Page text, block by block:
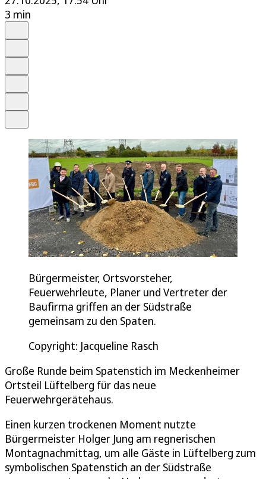
3 min
Bürgermeister, Ortsvorsteher,
Feuerwehrleute, Planer und Vertreter der
Baufirma griffen an der Südstraße
gemeinsam zu den Spaten.
Copyright: Jacqueline Rasch
Große Runde beim Spatenstich im Meckenheimer
Ortsteil Lüftelberg für das neue
Feuerwehrgerätehaus.
Einen kurzen trockenen Moment nutzte
Bürgermeister Holger Jung am regnerischen
Montagnachmittag, um alle Gäste in Lüftelberg zum
symbolischen Spatenstich an der Südstraße